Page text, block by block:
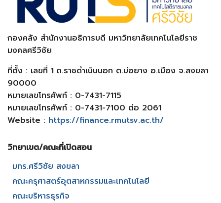
กองคลัง สำนักงานอธิการบดี มหาวิทยาลัยเทคโนโลยีราช
มงคลศรีวิชัย
ที่ตั้ง : เลขที่ 1 ถ.ราชดำเนินนอก ต.บ่อยาง อ.เมือง จ.สงขลา
90000
หมายเลขโทรศัพท์ : 0-7431-7115
หมายเลขโทรศัพท์ : 0-7431-7100 ต่อ 2061
Website : https://finance.rmutsv.ac.th/
วิทยาเขต/คณะที่เปิดสอน​
มทร.ศรีวิชัย สงขลา​
คณะครุศาสตร์อุตสาหกรรมและเทคโนโลยี​
คณะบริหารธุรกิจ​